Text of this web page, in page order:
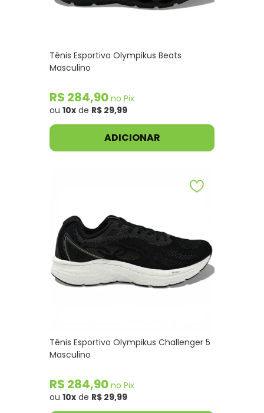
Tênis Esportivo Olympikus Beats
Masculino
R$ 284,90 no Pix
ou 10x de R$ 29,99
ADICIONAR
Tênis Esportivo Olympikus Challenger 5
Masculino
R$ 284,90 no Pix
ou 10x de R$ 29,99